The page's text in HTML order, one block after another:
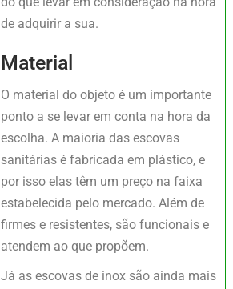
de adquirir a sua.
Material
O material do objeto é um importante
ponto a se levar em conta na hora da
escolha. A maioria das escovas
sanitárias é fabricada em plástico, e
por isso elas têm um preço na faixa
estabelecida pelo mercado. Além de
firmes e resistentes, são funcionais e
atendem ao que propõem.
Já as escovas de inox são ainda mais